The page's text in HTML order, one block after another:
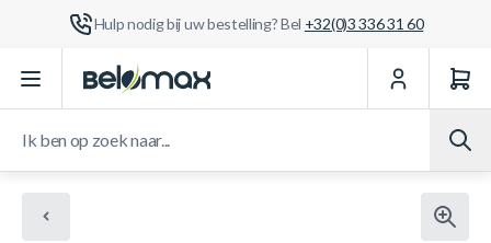
Hulp nodig bij uw bestelling? Bel +32(0)3 336 31 60
Ga naar de inhoud